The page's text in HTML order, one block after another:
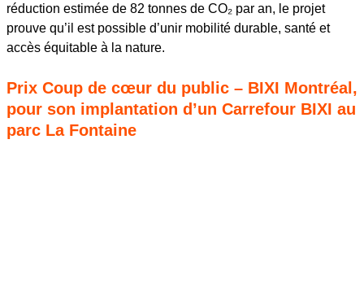
réduction estimée de 82 tonnes de CO₂ par an, le projet
prouve qu’il est possible d’unir mobilité durable, santé et
accès équitable à la nature.
Prix Coup de cœur du public – BIXI Montréal,
pour son implantation d’un Carrefour BIXI au
parc La Fontaine